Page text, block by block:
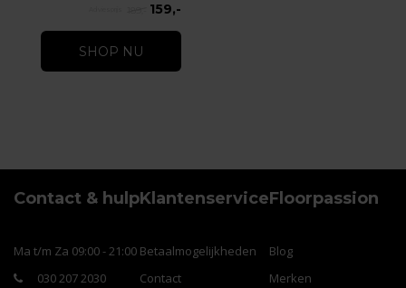
159,-
SHOP NU
Contact & hulp
Ma t/m Za 09:00 - 21:00
030 207 2030
Klantenservice
Betaalmogelijkheden
Contact
Floorpassion
Blog
Merken